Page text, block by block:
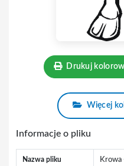
Drukuj
Więcej
Informacje o pliku
Nazwa pliku Krowa